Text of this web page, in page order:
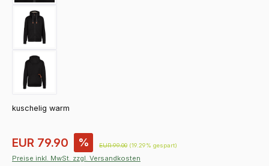
kuschelig warm
Verkaufspreis:
EUR 79.90 % Regulärer Preis:
EUR 99.00 (19.29% gespart)
Preise inkl. MwSt. zzgl. Versandkosten